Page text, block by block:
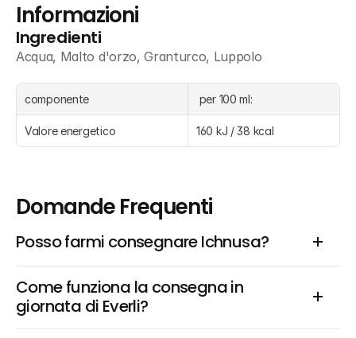
Informazioni
Ingredienti
Acqua, Malto d'orzo, Granturco, Luppolo
componente per 100 ml:
Valore energetico 160 kJ / 38 kcal
Domande Frequenti
Posso farmi consegnare Ichnusa?
Come funziona la consegna in
giornata di Everli?